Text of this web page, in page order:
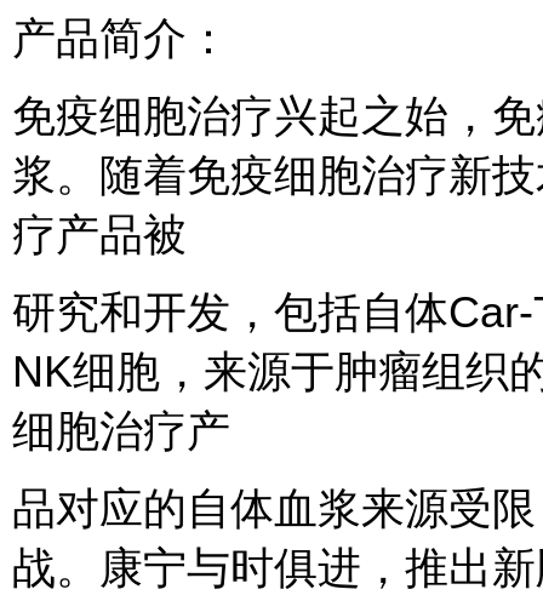
产品简介：
免疫细胞治疗兴起之始，
浆。随着免疫细胞治疗新
疗产品被
研究和开发，包括自体
NK细胞，来源于肿瘤组织
细胞治疗产
品对应的自体血浆来源受
战。康宁与时俱进，推出